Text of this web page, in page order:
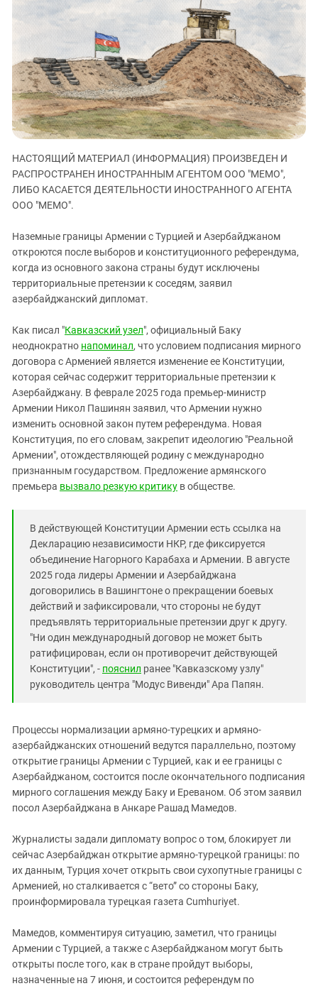
КАВКАЗ ЗА ПАЛЕСТИНУ
ИНАКОМЫСЛИЕ В ЧЕЧНЕ
ПРЕСЛЕДОВАНИЕ АКТИВИСТОВ
МОБИЛИЗАЦИЯ И ПРОТЕСТЫ
Дагестан
Кабардино-Балкария
Калмыкия
Карачаево-Черкесия
Краснодарский край
Российская Федерация
Ростовская область
Северная Осетия - Алания
СКФО
Ставропольский край
Чечня
Южная Осетия
ЮФО
НАСТОЯЩИЙ МАТЕРИАЛ (ИНФОРМАЦИЯ) ПРОИЗВЕДЕН И
РАСПРОСТРАНЕН ИНОСТРАННЫМ АГЕНТОМ ООО "МЕМО",
ЛИБО КАСАЕТСЯ ДЕЯТЕЛЬНОСТИ ИНОСТРАННОГО АГЕНТА
ООО "МЕМО".
Наземные границы Армении с Турцией и Азербайджаном
откроются после выборов и конституционного референдума,
когда из основного закона страны будут исключены
территориальные претензии к соседям, заявил
азербайджанский дипломат.
Как писал "Кавказский узел", официальный Баку
неоднократно напоминал, что условием подписания мирного
договора с Арменией является изменение ее Конституции,
которая сейчас содержит территориальные претензии к
Азербайджану. В феврале 2025 года премьер-министр
Армении Никол Пашинян заявил, что Армении нужно
изменить основной закон путем референдума. Новая
Конституция, по его словам, закрепит идеологию "Реальной
Армении", отождествляющей родину с международно
признанным государством. Предложение армянского
премьера вызвало резкую критику в обществе.
В действующей Конституции Армении есть ссылка на
Декларацию независимости НКР, где фиксируется
объединение Нагорного Карабаха и Армении. В августе
2025 года лидеры Армении и Азербайджана
договорились в Вашингтоне о прекращении боевых
действий и зафиксировали, что стороны не будут
предъявлять территориальные претензии друг к другу.
"Ни один международный договор не может быть
ратифицирован, если он противоречит действующей
Конституции", - пояснил ранее "Кавказскому узлу"
руководитель центра "Модус Вивенди" Ара Папян.
Процессы нормализации армяно-турецких и армяно-
азербайджанских отношений ведутся параллельно, поэтому
открытие границы Армении с Турцией, как и ее границы с
Азербайджаном, состоится после окончательного подписания
мирного соглашения между Баку и Ереваном. Об этом заявил
посол Азербайджана в Анкаре Рашад Мамедов.
Журналисты задали дипломату вопрос о том, блокирует ли
сейчас Азербайджан открытие армяно-турецкой границы: по
их данным, Турция хочет открыть свои сухопутные границы с
Арменией, но сталкивается с “вето” со стороны Баку,
проинформировала турецкая газета Cumhuriyet.
Мамедов, комментируя ситуацию, заметил, что границы
Армении с Турцией, а также с Азербайджаном могут быть
открыты после того, как в стране пройдут выборы,
назначенные на 7 июня, и состоится референдум по